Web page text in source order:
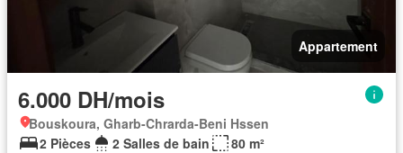
Appartement
6.000 DH/mois
Bouskoura, Gharb-Chrarda-Beni Hssen
2 Pièces
2 Salles de bain
80 m²